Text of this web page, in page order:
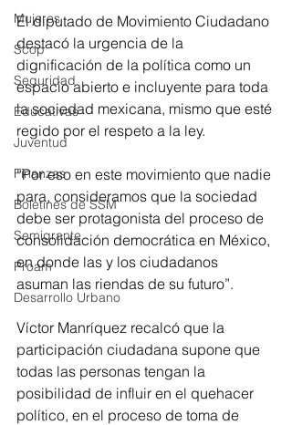
Mujeres
Scop
Seguridad
Educativas
Juventud
Finanzas
Boletines de SSM
Semigrante
Proam
Desarrollo Urbano
El diputado de Movimiento Ciudadano
destacó la urgencia de la
dignificación de la política como un
espacio abierto e incluyente para toda
la sociedad mexicana, mismo que esté
regido por el respeto a la ley.
“Por eso en este movimiento que nadie
para, consideramos que la sociedad
debe ser protagonista del proceso de
consolidación democrática en México,
en donde las y los ciudadanos
asuman las riendas de su futuro”.
Víctor Manríquez recalcó que la
participación ciudadana supone que
todas las personas tengan la
posibilidad de influir en el quehacer
político, en el proceso de toma de